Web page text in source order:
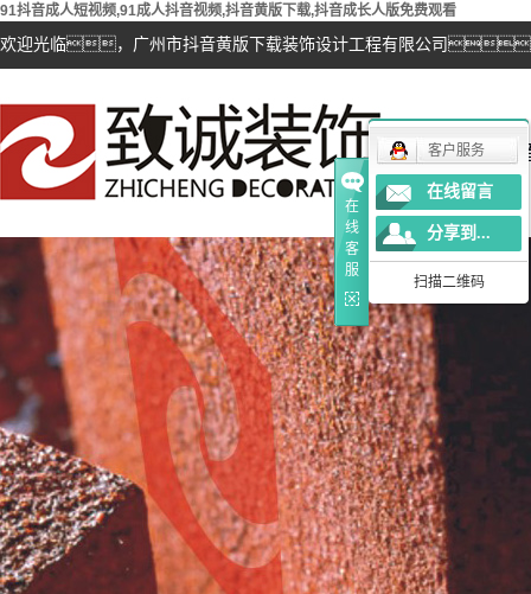
91抖音成人短视频,91成人抖音视频,抖音黄版下载,抖音成长人版免费观看
欢迎光临，广州市抖音黄版下载装饰设计工程有限公司
抖
在
线
客
服
客户服务
在线留言
分享到...
扫描二维码